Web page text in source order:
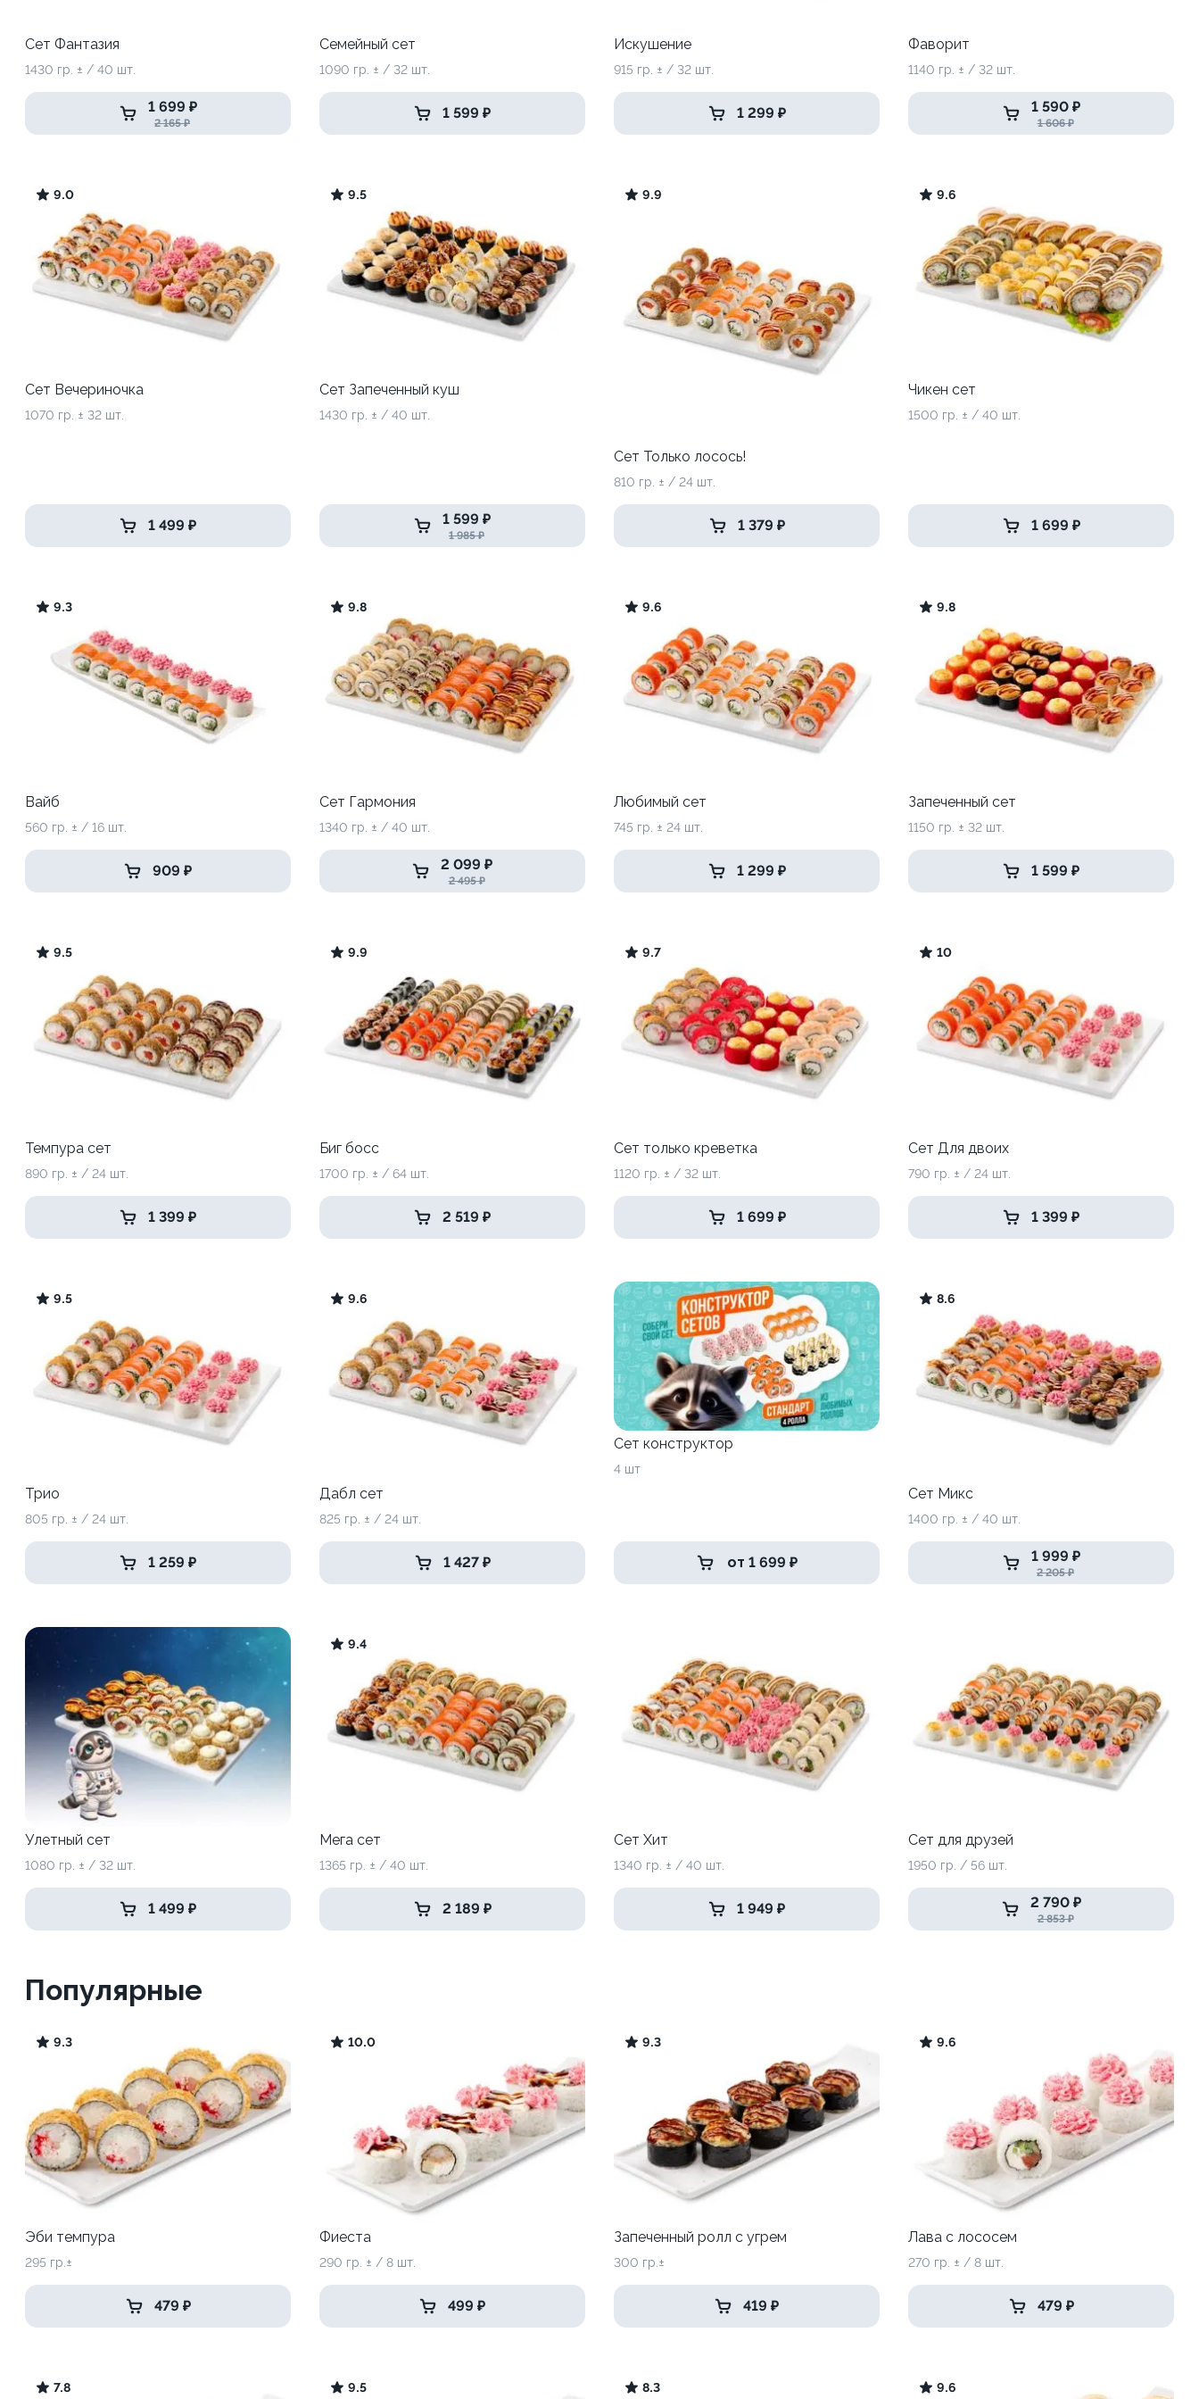
Сет Фантазия
1430 гр. ± / 40 шт.
1 699 ₽
2 165 ₽
Семейный сет
1090 гр. ± / 32 шт.
1 599 ₽
Искушение
915 гр. ± / 32 шт.
1 299 ₽
Фаворит
1140 гр. ± / 32 шт.
1 590 ₽
1 606 ₽
9.0
Сет Вечериночка
1070 гр. ± 32 шт.
1 499 ₽
9.5
Сет Запеченный куш
1430 гр. ± / 40 шт.
1 599 ₽
1 985 ₽
9.9
Сет Только лосось!
810 гр. ± / 24 шт.
1 379 ₽
9.6
Чикен сет
1500 гр. ± / 40 шт.
1 699 ₽
9.3
Вайб
560 гр. ± / 16 шт.
909 ₽
9.8
Сет Гармония
1340 гр. ± / 40 шт.
2 099 ₽
2 495 ₽
9.6
Любимый сет
745 гр. ± 24 шт.
1 299 ₽
9.8
Запеченный сет
1150 гр. ± 32 шт.
1 599 ₽
9.5
Темпура сет
890 гр. ± / 24 шт.
1 399 ₽
9.9
Биг босс
1700 гр. ± / 64 шт.
2 519 ₽
9.7
Сет только креветка
1120 гр. ± / 32 шт.
1 699 ₽
10
Сет Для двоих
790 гр. ± / 24 шт.
1 399 ₽
9.5
Трио
805 гр. ± / 24 шт.
1 259 ₽
9.6
Дабл сет
825 гр. ± / 24 шт.
1 427 ₽
Сет конструктор
4 шт
от 1 699 ₽
8.6
Сет Микс
1400 гр. ± / 40 шт.
1 999 ₽
2 205 ₽
Улетный сет
1080 гр. ± / 32 шт.
1 499 ₽
9.4
Мега сет
1365 гр. ± / 40 шт.
2 189 ₽
Сет Хит
1340 гр. ± / 40 шт.
1 949 ₽
Сет для друзей
1950 гр. / 56 шт.
2 790 ₽
2 853 ₽
Популярные
9.3
Эби темпура
295 гр.±
479 ₽
10.0
Фиеста
290 гр. ± / 8 шт.
499 ₽
9.3
Запеченный ролл с угрем
300 гр.±
419 ₽
9.6
Лава с лососем
270 гр. ± / 8 шт.
479 ₽
7.8 9.5 8.3 9.6